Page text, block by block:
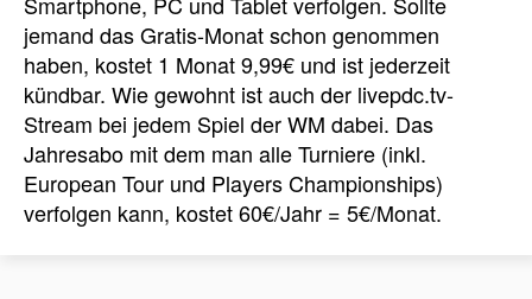
jemand das Gratis-Monat schon genommen
haben, kostet 1 Monat 9,99€ und ist jederzeit
kündbar. Wie gewohnt ist auch der livepdc.tv-
Stream bei jedem Spiel der WM dabei. Das
Jahresabo mit dem man alle Turniere (inkl.
European Tour und Players Championships)
verfolgen kann, kostet 60€/Jahr = 5€/Monat.